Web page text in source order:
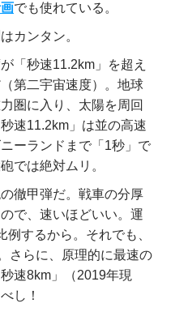
でも使れている。
カンタン。
「秒速11.2km」を超え
第二宇宙速度）。地球
圏に入り、太陽を周回
速11.2km」は並の高速
ーランドまで「1秒」で
では絶対ムリ。
徹甲弾だ。戦車の分厚
で、速いほどいい。運
するから。それでも、
さらに、原理的に最速の
速8km」（2019年現
し！